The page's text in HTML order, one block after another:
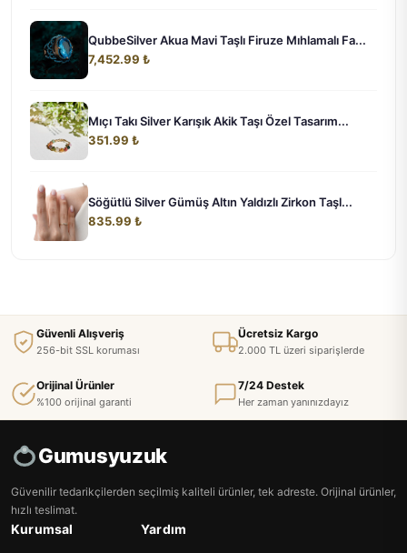
QubbeSilver Akua Mavi Taşlı Firuze Mıhlamalı Fa...
7,452.99 ₺
Mıçı Takı Silver Karışık Akik Taşı Özel Tasarım...
351.99 ₺
Söğütlü Silver Gümüş Altın Yaldızlı Zirkon Taşl...
835.99 ₺
Güvenli Alışveriş
256-bit SSL koruması
Ücretsiz Kargo
2.000 TL üzeri siparişlerde
Orijinal Ürünler
%100 orijinal garanti
7/24 Destek
Her zaman yanınızdayız
Gumusyuzuk
Güvenilir tedarikçilerden seçilmiş kaliteli ürünler, tek adreste. Orijinal ürünler,
hızlı teslimat.
Kurumsal Yardım